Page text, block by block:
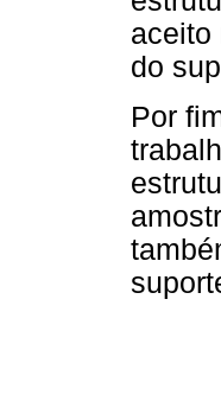
aceito
do
Por